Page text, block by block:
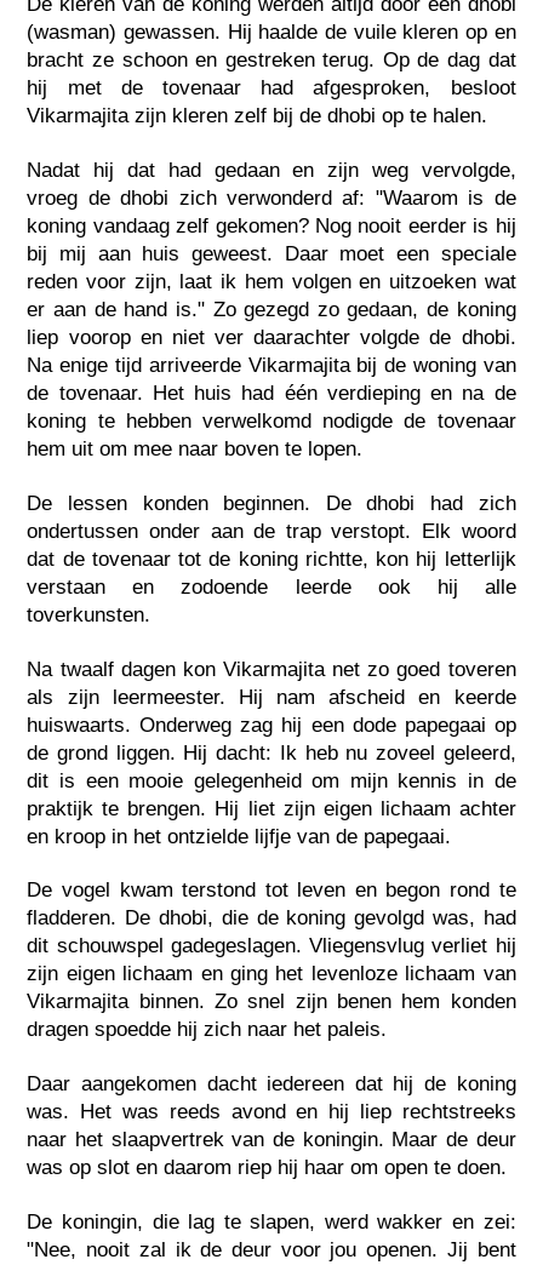
(wasman) gewassen. Hij haalde de vuile kleren op en
bracht ze schoon en gestreken terug. Op de dag dat
hij met de tovenaar had afgesproken, besloot
Vikarmajita zijn kleren zelf bij de dhobi op te halen.
Nadat hij dat had gedaan en zijn weg vervolgde,
vroeg de dhobi zich verwonderd af: "Waarom is de
koning vandaag zelf gekomen? Nog nooit eerder is hij
bij mij aan huis geweest. Daar moet een speciale
reden voor zijn, laat ik hem volgen en uitzoeken wat
er aan de hand is." Zo gezegd zo gedaan, de koning
liep voorop en niet ver daarachter volgde de dhobi.
Na enige tijd arriveerde Vikarmajita bij de woning van
de tovenaar. Het huis had één verdieping en na de
koning te hebben verwelkomd nodigde de tovenaar
hem uit om mee naar boven te lopen.
De lessen konden beginnen. De dhobi had zich
ondertussen onder aan de trap verstopt. Elk woord
dat de tovenaar tot de koning richtte, kon hij letterlijk
verstaan en zodoende leerde ook hij alle
toverkunsten.
Na twaalf dagen kon Vikarmajita net zo goed toveren
als zijn leermeester. Hij nam afscheid en keerde
huiswaarts. Onderweg zag hij een dode papegaai op
de grond liggen. Hij dacht: Ik heb nu zoveel geleerd,
dit is een mooie gelegenheid om mijn kennis in de
praktijk te brengen. Hij liet zijn eigen lichaam achter
en kroop in het ontzielde lijfje van de papegaai.
De vogel kwam terstond tot leven en begon rond te
fladderen. De dhobi, die de koning gevolgd was, had
dit schouwspel gadegeslagen. Vliegensvlug verliet hij
zijn eigen lichaam en ging het levenloze lichaam van
Vikarmajita binnen. Zo snel zijn benen hem konden
dragen spoedde hij zich naar het paleis.
Daar aangekomen dacht iedereen dat hij de koning
was. Het was reeds avond en hij liep rechtstreeks
naar het slaapvertrek van de koningin. Maar de deur
was op slot en daarom riep hij haar om open te doen.
De koningin, die lag te slapen, werd wakker en zei:
"Nee, nooit zal ik de deur voor jou openen. Jij bent